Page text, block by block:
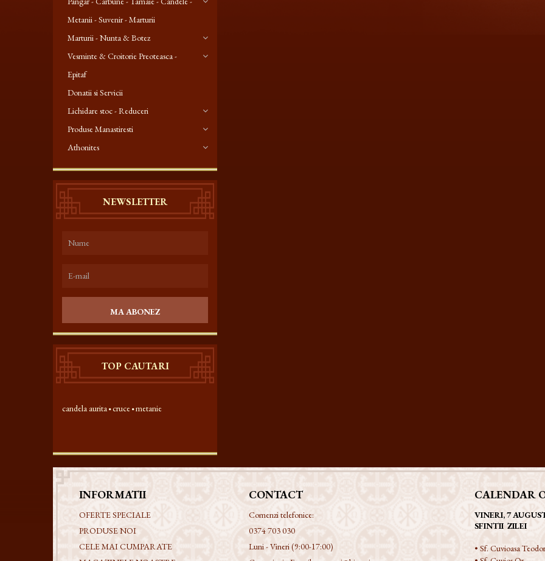
Metanii - Suvenir - Marturii
Marturii - Nunta & Botez
Vesminte & Croitorie Preoteasca -
Epitaf
Donatii si Servicii
Lichidare stoc - Reduceri
Produse Manastiresti
Athonites
NEWSLETTER
MA ABONEZ
TOP CAUTARI
candela aurita cruce metanie
INFORMATII
OFERTE SPECIALE
PRODUSE NOI
CELE MAI CUMPARATE
CONTACT
Comenzi telefonice:
0374 703 030
Luni - Vineri (9:00-17:00)
CALENDAR
VINERI, 7
SFINTII ZILEI
• Sf. Cuvioasa